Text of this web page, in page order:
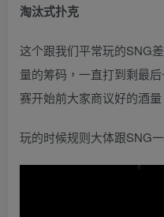
淘汰式扑克
这个跟我们平常玩的SNG
量的筹码，一直打到剩最
赛开始前大家商议好的酒量
玩的时候规则大体跟SNG